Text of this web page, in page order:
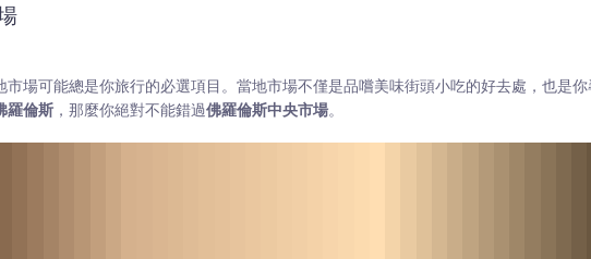
場可能總是你旅行的必選項目。當地市場不僅是品嚐美味街頭小吃的好去處，也是
羅倫斯 ，那麼你絕對不能錯過佛羅倫斯中央市場。